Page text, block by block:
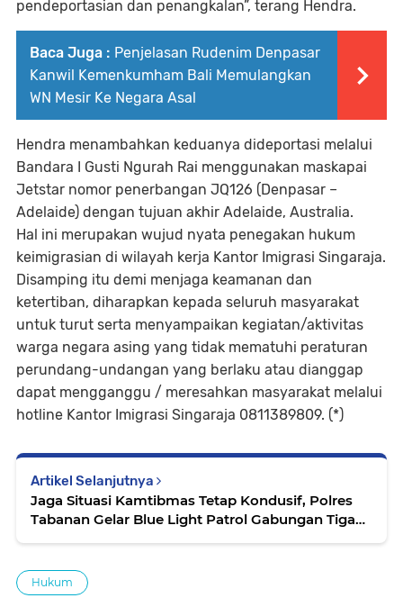
pendeportasian dan penangkalan”, terang Hendra.
Baca Juga : Penjelasan Rudenim Denpasar
Kanwil Kemenkumham Bali Memulangkan
WN Mesir Ke Negara Asal
Hendra menambahkan keduanya dideportasi melalui
Bandara I Gusti Ngurah Rai menggunakan maskapai
Jetstar nomor penerbangan JQ126 (Denpasar –
Adelaide) dengan tujuan akhir Adelaide, Australia.
Hal ini merupakan wujud nyata penegakan hukum
keimigrasian di wilayah kerja Kantor Imigrasi Singaraja.
Disamping itu demi menjaga keamanan dan
ketertiban, diharapkan kepada seluruh masyarakat
untuk turut serta menyampaikan kegiatan/aktivitas
warga negara asing yang tidak mematuhi peraturan
perundang-undangan yang berlaku atau dianggap
dapat mengganggu / meresahkan masyarakat melalui
hotline Kantor Imigrasi Singaraja 0811389809. (*)
Artikel Selanjutnya
Jaga Situasi Kamtibmas Tetap Kondusif, Polres
Tabanan Gelar Blue Light Patrol Gabungan Tiga
Hukum